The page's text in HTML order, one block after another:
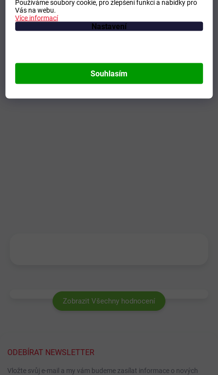
Používáme soubory cookie, pro zlepšení funkcí a nabídky pro
Vás na webu.
Více informací
Nastavení
Souhlasím
Zobrazit Všechny hodnocení
ODEBÍRAT NEWSLETTER
Vložte svůj e-mail a my vám budeme zasílat informace o nových